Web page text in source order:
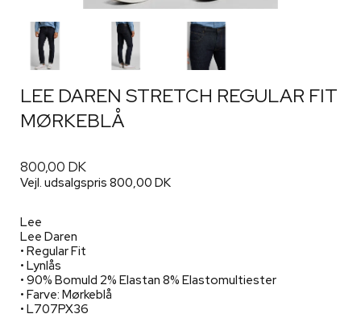
LEE DAREN STRETCH REGULAR FIT
MØRKEBLÅ
800,00 DK
Vejl. udsalgspris 800,00 DK
Lee
Lee Daren
• Regular Fit
• Lynlås
• 90% Bomuld 2% Elastan 8% Elastomultiester
• Farve: Mørkeblå
• L707PX36